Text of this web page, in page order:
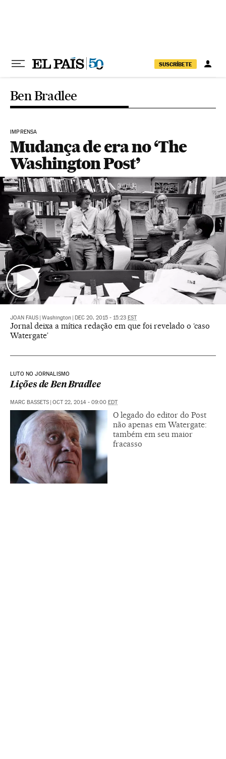
SUSCRÍBETE
Ben Bradlee
IMPRENSA
Mudança de era no ‘The
Washington Post’
JOAN FAUS Washington DEC 20, 2015 - 15:23 EST
Jornal deixa a mítica redação em que foi revelado o ‘caso
Watergate’
LUTO NO JORNALISMO
Lições de Ben Bradlee
MARC BASSETS OCT 22, 2014 - 09:00 EDT
O legado do editor do Post
não apenas em Watergate:
também em seu maior
fracasso